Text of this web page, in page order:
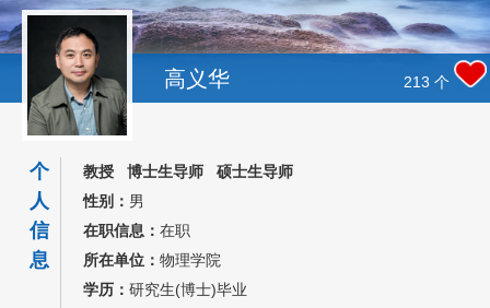
教学研究
获奖信息
招生信息
学生信息
我的相册
教师博客
高义华 213 个
个
人
信
息
教授 博士生导师 硕士生导师
性别： 男
在职信息： 在职
所在单位： 物理学院
学历： 研究生(博士)毕业